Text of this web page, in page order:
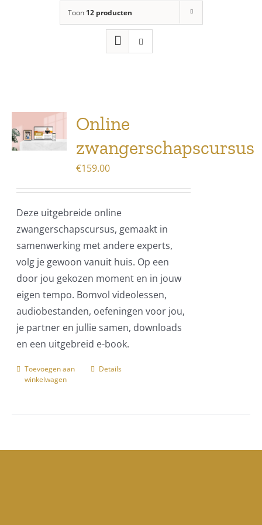
Toon 12 producten
Online
zwangerschapscursus
€159.00
Deze uitgebreide online
zwangerschapscursus, gemaakt in
samenwerking met andere experts,
volg je gewoon vanuit huis. Op een
door jou gekozen moment en in jouw
eigen tempo. Bomvol videolessen,
audiobestanden, oefeningen voor jou,
je partner en jullie samen, downloads
en een uitgebreid e-book.
Toevoegen aan
winkelwagen
Details